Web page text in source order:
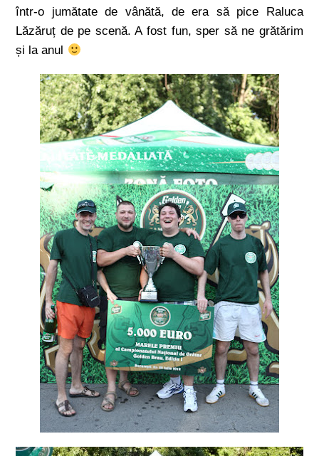
într-o jumătate de vânătă, de era să pice Raluca
Lăzăruț de pe scenă. A fost fun, sper să ne grătărim
și la anul